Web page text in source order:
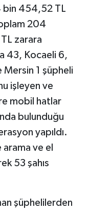
bin 454,52 TL
204
zarara
43, Kocaeli 6,
Mersin 1 şüpheli
işleyen ve
mobil hatlar
bulunduğu
yapıldı.
arama ve el
53 şahıs
şüphelilerden